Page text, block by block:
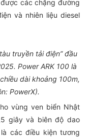
các chặng đường
và nhiên liệu diesel
truyền tải điện” đầu
Power ARK 100 là
dài khoảng 100m,
PowerX).
vùng ven biển Nhật
giây và biên độ dao
các điều kiện tương